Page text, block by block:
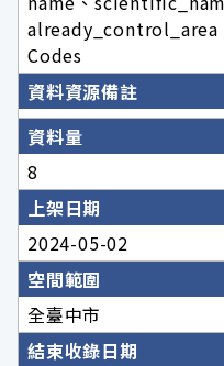
already_control_area
Codes
資料資源備註
資料量
8
上架日期
2024-05-02
空間範圍
全臺中市
結束收錄日期